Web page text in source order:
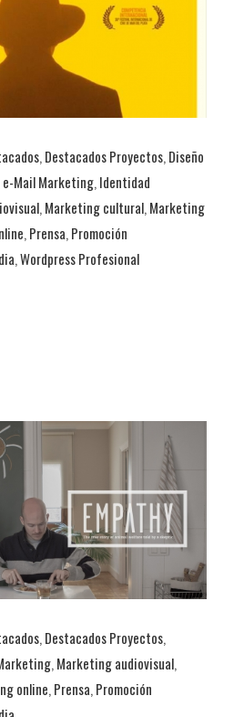
Online
Destacados Proyectos
e-Mail Marketing Identidad Corporativa
cultural Marketing de contenidos
Cinematográfica Social Media
, Destacados Proyectos, Diseño
e-Mail Marketing, Identidad
, Marketing cultural, Marketing
, Prensa, Promoción
,Wordpress Profesional
Online
Destacados Proyectos
Marketing
, Destacados Proyectos,
, Marketing audiovisual,
online, Prensa, Promoción